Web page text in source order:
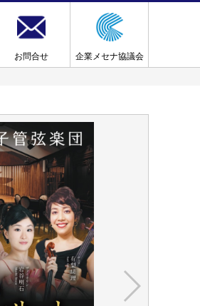
お問合せ
企業メセナ協議会